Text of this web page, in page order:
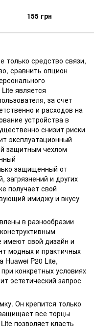
155 грн
только средство связи,
сравнить опцион
является
за счет
и расходов на
устройства в
снизит риски
эксплуатационный
защитным чехлом
защищенный от
загрязнений и других
получает свой
имиджу и вкусу
в разнообразии
имеют свой дизайн и
модных и практичных
Huawei P20 Lite,
конкретных условиях
эстетический запрос
Он крепится только
все торцы
позволяет класть